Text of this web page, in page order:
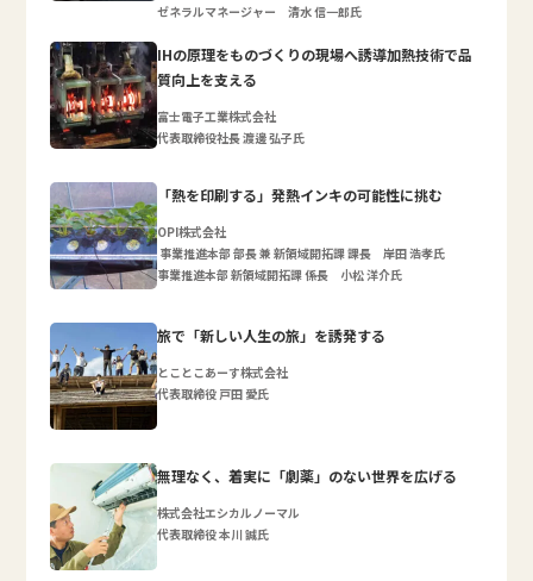
ゼネラルマネージャー 清水 信一郎氏
IHの原理をものづくりの現場へ誘導加熱技術で品
質向上を支える
富士電子工業株式会社
代表取締役社長 渡邊 弘子氏
「熱を印刷する」発熱インキの可能性に挑む
OPI株式会社
事業推進本部 部長 兼 新領域開拓課 課長 岸田 浩孝氏
事業推進本部 新領域開拓課 係長 小松 洋介氏
旅で「新しい人生の旅」を誘発する
とことこあーす株式会社
代表取締役 戸田 愛氏
無理なく、着実に「劇薬」のない世界を広げる
株式会社エシカルノーマル
代表取締役 本川 誠氏